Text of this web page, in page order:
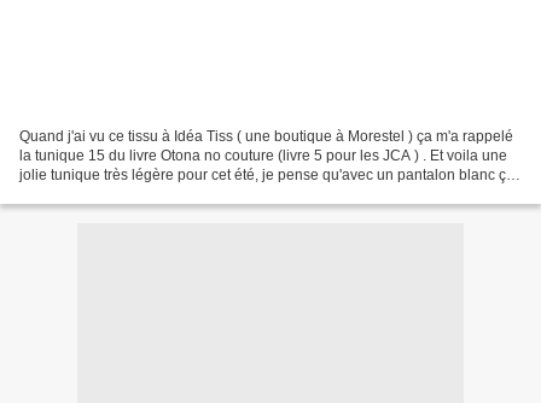
Quand j'ai vu ce tissu à Idéa Tiss ( une boutique à Morestel ) ça m'a rappelé
la tunique 15 du livre Otona no couture (livre 5 pour les JCA ) . Et voila une
jolie tunique très légère pour cet été, je pense qu'avec un pantalon blanc ça